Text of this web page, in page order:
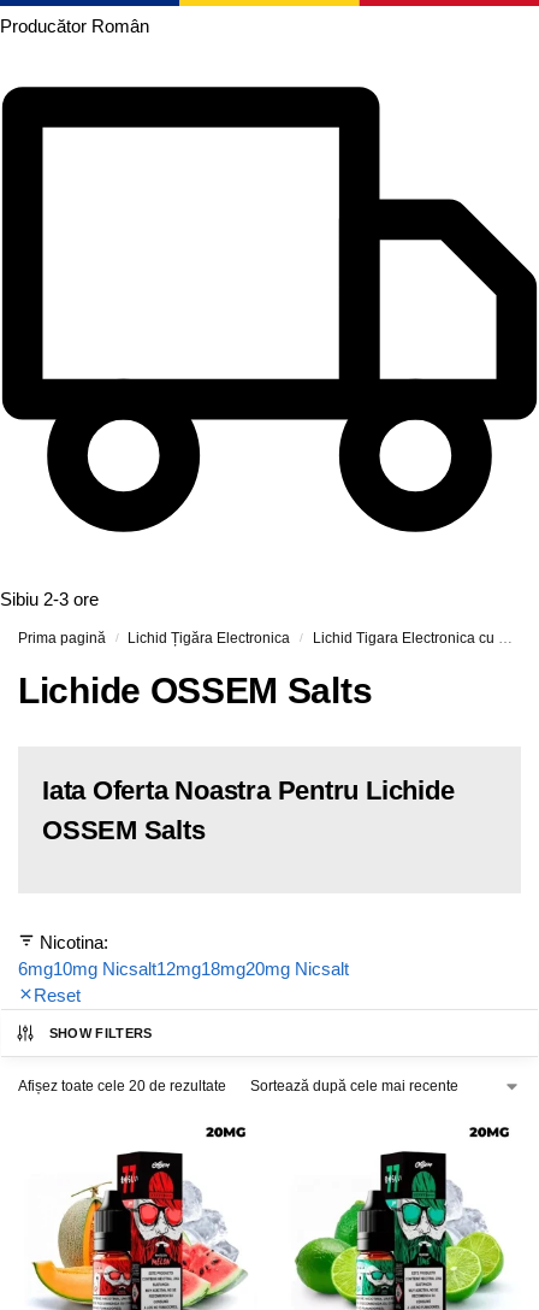
Producător Român
Sibiu 2-3 ore
Prima pagină / Lichid Țigăra Electronica / Lichid Tigara Electronica cu Nicotina
Lichide OSSEM Salts
Iata Oferta Noastra Pentru Lichide
OSSEM Salts
Nicotina:
6mg10mg Nicsalt12mg18mg20mg Nicsalt
Reset
SHOW FILTERS
Afișez toate cele 20 de rezultate